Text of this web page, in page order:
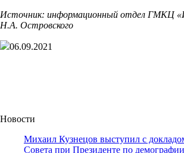
Источник: информационный отдел ГМКЦ
Н.А. Островского
06.09.2021
Новости
Михаил Кузнецов выступил с
Совета при Президенте по демографии